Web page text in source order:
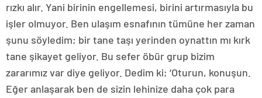
rızkı alır. Yani birinin engellemesi, birini artırmasıyla bu
işler olmuyor. Ben ulaşım esnafının tümüne her zaman
şunu söyledim; bir tane taşı yerinden oynattın mı kırk
tane şikayet geliyor. Bu sefer öbür grup bizim
zararımız var diye geliyor. Dedim ki; ‘Oturun, konuşun.
Eğer anlaşarak ben de sizin lehinize daha çok para